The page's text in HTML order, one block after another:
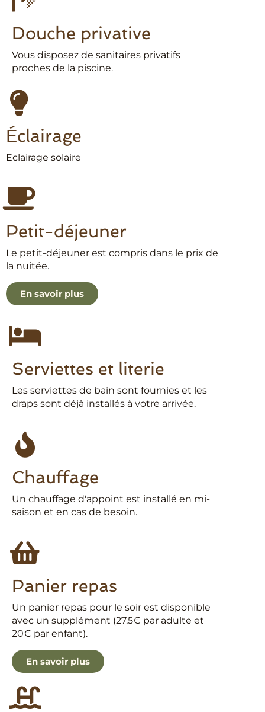
Douche privative
Vous disposez de sanitaires privatifs
proches de la piscine.
Éclairage
Eclairage solaire
Petit-déjeuner
Le petit-déjeuner est compris dans le prix de
la nuitée.
En savoir plus
Serviettes et literie
Les serviettes de bain sont fournies et les
draps sont déjà installés à votre arrivée.
Chauffage
Un chauffage d'appoint est installé en mi-
saison et en cas de besoin.
Panier repas
Un panier repas pour le soir est disponible
avec un supplément (27,5€ par adulte et
20€ par enfant).
En savoir plus